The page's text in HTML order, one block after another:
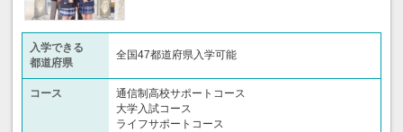
入学できる
都道府県
全国47都道府県入学可能
コース
通信制高校サポートコース
大学入試コース
ライフサポートコース